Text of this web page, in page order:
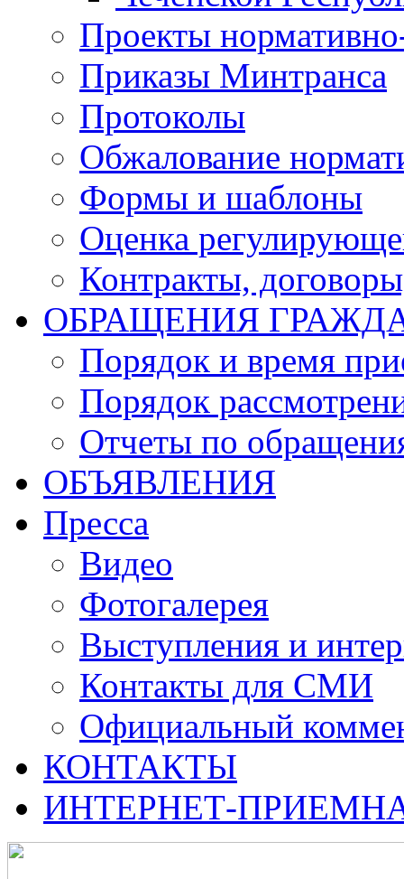
Проекты
Приказы Минтранса
Протоколы
Обжалование
Формы и шаблоны
Оценка
Контракты,
ОБРАЩЕНИЯ
Порядок и время
Порядок
Отчеты по
ОБЪЯВЛЕНИЯ
Пресса
Видео
Фотогалерея
Выступления и
Контакты для СМИ
Официальный
КОНТАКТЫ
ИНТЕРНЕТ-